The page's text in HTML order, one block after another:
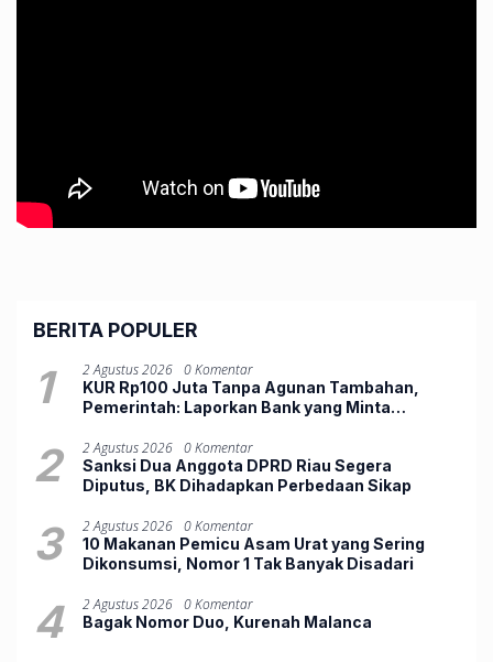
BERITA POPULER
1 2 Agustus 2026 0 Komentar
KUR Rp100 Juta Tanpa Agunan Tambahan,
Pemerintah: Laporkan Bank yang Minta
2 2 Agustus 2026 0 Komentar
Sanksi Dua Anggota DPRD Riau Segera
Diputus, BK Dihadapkan Perbedaan Sikap
3 2 Agustus 2026 0 Komentar
10 Makanan Pemicu Asam Urat yang Sering
Dikonsumsi, Nomor 1 Tak Banyak Disadari
4 2 Agustus 2026 0 Komentar
Bagak Nomor Duo, ‎Kurenah Malanca